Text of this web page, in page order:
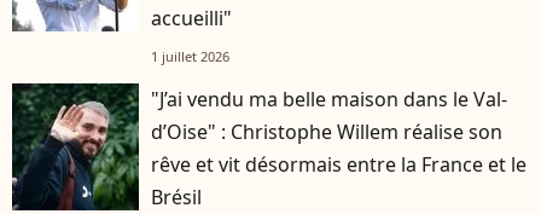
accueilli"
1 juillet 2026
"J’ai vendu ma belle maison dans le Val-
d’Oise" : Christophe Willem réalise son
rêve et vit désormais entre la France et le
Brésil